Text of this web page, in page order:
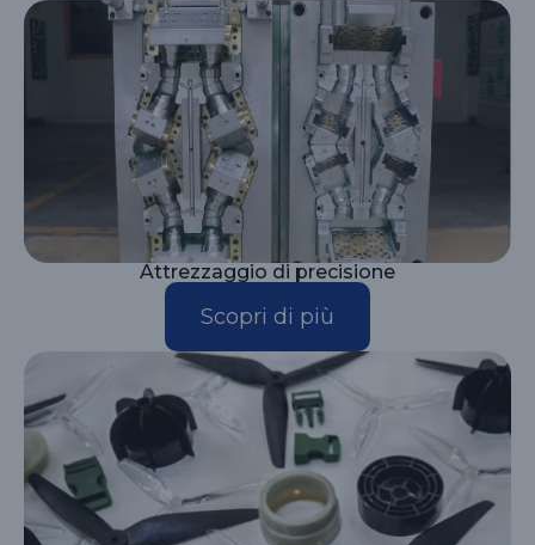
Attrezzaggio di precisione
Scopri di più